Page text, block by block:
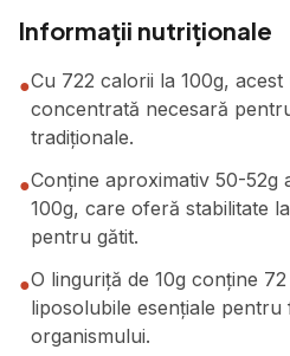
Informații nutriționale
●Cu 722 calorii la 100g,
concentrată necesară
tradiționale.
●Conține aproximativ 50-52g
100g, care oferă stabilitate
pentru gătit.
●O linguriță de 10g conține
liposolubile esențiale
organismului.